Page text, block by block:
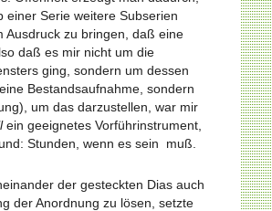
einer Serie weitere Subserien
Ausdruck zu bringen, daß eine
daß es mir nicht um die
ging, sondern um dessen
Bestandsaufnahme, sondern
um das darzustellen, war mir
ein geeignetes Vorführinstrument,
Stunden, wenn es sein muß.
der gesteckten Dias auch
der Anordnung zu lösen, setzte